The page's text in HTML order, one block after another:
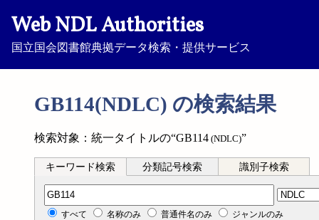
Web NDL Authorities
国立国会図書館典拠データ検索・提供サービス
GB114(NDLC) の検索結果
検索対象：統一タイトルの“GB114 (NDLC)”
キーワード検索 分類記号検索 識別子検索
分類記号検索
すべて 名称のみ 普通件名のみ ジャンルのみ